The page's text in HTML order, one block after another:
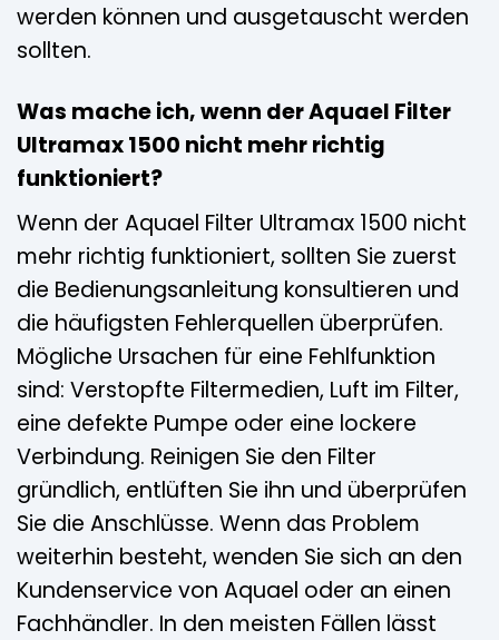
werden können und ausgetauscht werden
sollten.
Was mache ich, wenn der Aquael Filter
Ultramax 1500 nicht mehr richtig
funktioniert?
Wenn der Aquael Filter Ultramax 1500 nicht
mehr richtig funktioniert, sollten Sie zuerst
die Bedienungsanleitung konsultieren und
die häufigsten Fehlerquellen überprüfen.
Mögliche Ursachen für eine Fehlfunktion
sind: Verstopfte Filtermedien, Luft im Filter,
eine defekte Pumpe oder eine lockere
Verbindung. Reinigen Sie den Filter
gründlich, entlüften Sie ihn und überprüfen
Sie die Anschlüsse. Wenn das Problem
weiterhin besteht, wenden Sie sich an den
Kundenservice von Aquael oder an einen
Fachhändler. In den meisten Fällen lässt